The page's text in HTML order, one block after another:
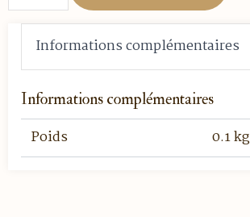
Cafetière
Italienne
Bonkaffe
Expresso
Tasses
Informations complémentaires
Poids 0.1 kg